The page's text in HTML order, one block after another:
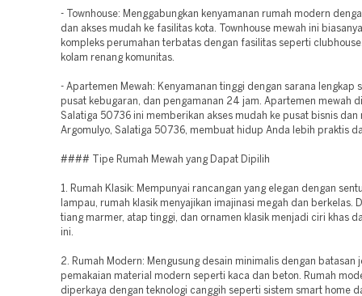
- Townhouse: Menggabungkan kenyamanan rumah modern
dan akses mudah ke fasilitas kota. Townhouse mewah ini
kompleks perumahan terbatas dengan fasilitas seperti
kolam renang komunitas.
- Apartemen Mewah: Kenyamanan tinggi dengan sarana lengkap
pusat kebugaran, dan pengamanan 24 jam. Apartemen mewah
Salatiga 50736 ini memberikan akses mudah ke pusat bisnis dan
Argomulyo, Salatiga 50736, membuat hidup Anda lebih praktis
#### Tipe Rumah Mewah yang Dapat Dipilih
1. Rumah Klasik: Mempunyai rancangan yang elegan dengan
lampau, rumah klasik menyajikan imajinasi megah dan berkelas.
tiang marmer, atap tinggi, dan ornamen klasik menjadi ciri khas
ini.
2. Rumah Modern: Mengusung desain minimalis dengan batasan
pemakaian material modern seperti kaca dan beton. Rumah
diperkaya dengan teknologi canggih seperti sistem smart home